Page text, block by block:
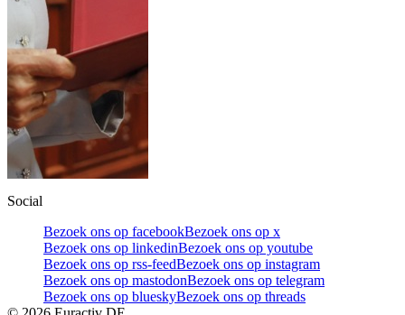
Social
Bezoek ons op facebookBezoek ons op x
Bezoek ons op linkedinBezoek ons op youtube
Bezoek ons op rss-feedBezoek ons op instagram
Bezoek ons op mastodonBezoek ons op telegram
Bezoek ons op blueskyBezoek ons op threads